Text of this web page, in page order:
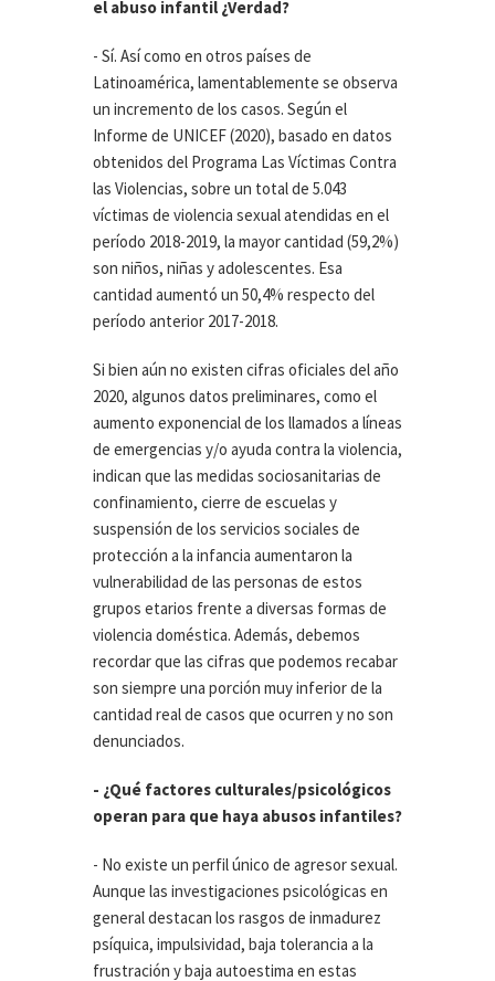
el abuso infantil ¿Verdad?
- Sí. Así como en otros países de
Latinoamérica, lamentablemente se observa
un incremento de los casos. Según el
Informe de UNICEF (2020), basado en datos
obtenidos del Programa Las Víctimas Contra
las Violencias, sobre un total de 5.043
víctimas de violencia sexual atendidas en el
período 2018-2019, la mayor cantidad (59,2%)
son niños, niñas y adolescentes. Esa
cantidad aumentó un 50,4% respecto del
período anterior 2017-2018.
Si bien aún no existen cifras oficiales del año
2020, algunos datos preliminares, como el
aumento exponencial de los llamados a líneas
de emergencias y/o ayuda contra la violencia,
indican que las medidas sociosanitarias de
confinamiento, cierre de escuelas y
suspensión de los servicios sociales de
protección a la infancia aumentaron la
vulnerabilidad de las personas de estos
grupos etarios frente a diversas formas de
violencia doméstica. Además, debemos
recordar que las cifras que podemos recabar
son siempre una porción muy inferior de la
cantidad real de casos que ocurren y no son
denunciados.
- ¿Qué factores culturales/psicológicos
operan para que haya abusos infantiles?
- No existe un perfil único de agresor sexual.
Aunque las investigaciones psicológicas en
general destacan los rasgos de inmadurez
psíquica, impulsividad, baja tolerancia a la
frustración y baja autoestima en estas